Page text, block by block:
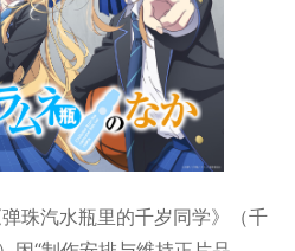
珠汽水瓶里的千岁同学》（千